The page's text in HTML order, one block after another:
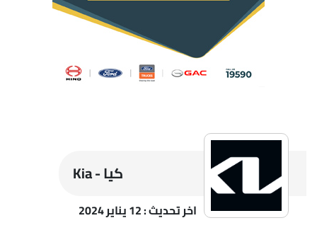
كيا - Kia
اخر تحديث : 12 يناير 2024